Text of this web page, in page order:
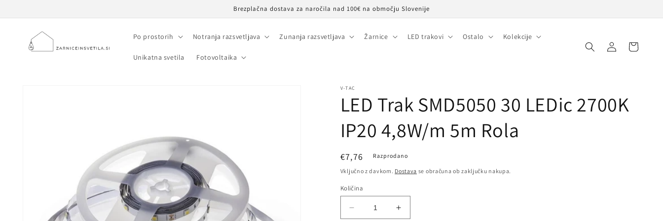
vsebino
Brezplačna dostava za naročila nad 100€ na območju Slovenije
Po prostorih Notranja razsvetljava Zunanja razsvetljava Žarnice LED trakovi Ostalo Kolekcije
Unikatna svetila Fotovoltaika
Prijava Košarica
V-TAC
LED Trak SMD5050 30 LEDic 2700K
IP20 4,8W/m 5m Rola
Redna
cena
€7,76 Razprodano
Vključno z davkom. Dostava se obračuna ob zaključku nakupa.
Količina
Pomanjšaš
Povečaj